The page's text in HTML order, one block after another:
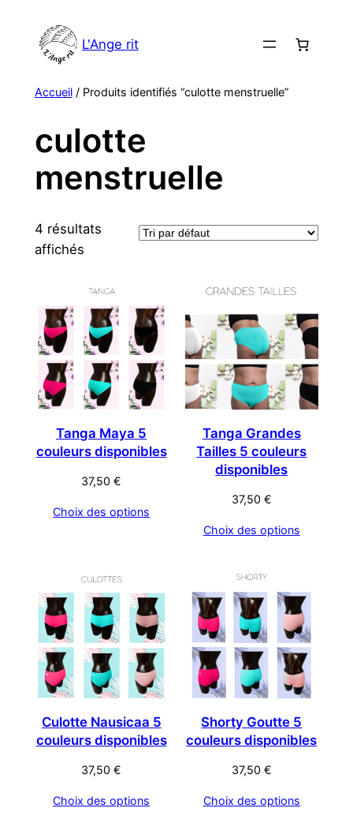
contenu
L'Ange rit
Accueil/ Produits identifiés “culotte menstruelle”
culotte
menstruelle
4 résultats
affichés
Tanga Maya 5
couleurs disponibles
37,50€
Choix des options
Tanga Grandes
Tailles 5 couleurs
disponibles
37,50 €
Choix des options
Culotte Nausicaa 5
couleurs disponibles
37,50€
Choix des options
Shorty Goutte 5
couleurs disponibles
37,50 €
Choix des options